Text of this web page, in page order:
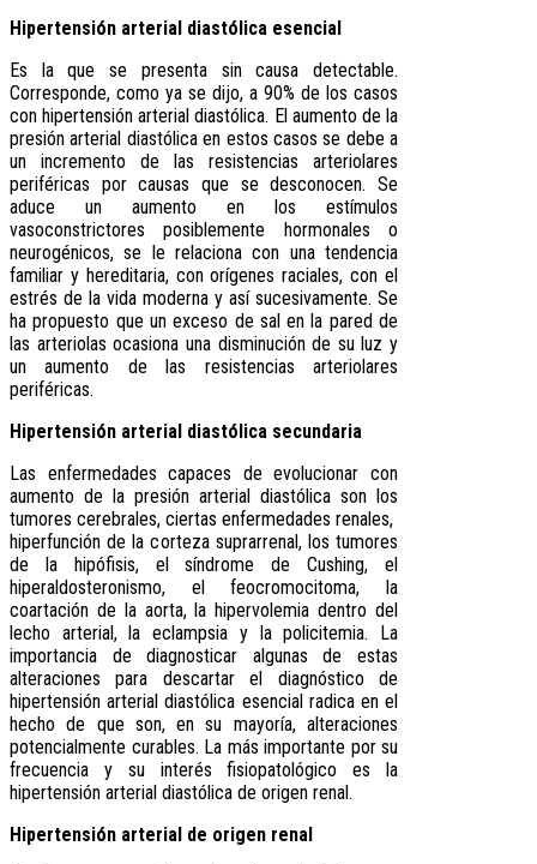
Hipertensión arterial diastólica esencial
Es la que se presenta sin causa detectable.
Corresponde, como ya se dijo, a 90% de los casos
con hipertensión arterial diastólica. El aumento de la
presión arterial diastólica en estos casos se debe a
un incremento de las resistencias arteriolares
periféricas por causas que se desconocen. Se
aduce un aumento en los estímulos
vasoconstrictores posiblemente hormonales o
neurogénicos, se le relaciona con una tendencia
familiar y hereditaria, con orígenes raciales, con el
estrés de la vida moderna y así sucesivamente. Se
ha propuesto que un exceso de sal en la pared de
las arteriolas ocasiona una disminución de su luz y
un aumento de las resistencias arteriolares
periféricas.
Hipertensión arterial diastólica secundaria
Las enfermedades capaces de evolucionar con
aumento de la presión arterial diastólica son los
tumores cerebrales, ciertas enfermedades renales,
hiperfunción de la corteza suprarrenal, los tumores
de la hipófisis, el síndrome de Cushing, el
hiperaldosteronismo, el feocromocitoma, la
coartación de la aorta, la hipervolemia dentro del
lecho arterial, la eclampsia y la policitemia. La
importancia de diagnosticar algunas de estas
alteraciones para descartar el diagnóstico de
hipertensión arterial diastólica esencial radica en el
hecho de que son, en su mayoría, alteraciones
potencialmente curables. La más importante por su
frecuencia y su interés fisiopatológico es la
hipertensión arterial diastólica de origen renal.
Hipertensión arterial de origen renal